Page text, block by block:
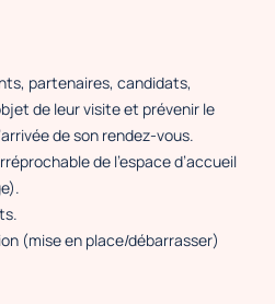
partenaires, candidats,
de leur visite et prévenir le
de son rendez-vous.
de l’espace d’accueil
(mise en place/débarrasser)